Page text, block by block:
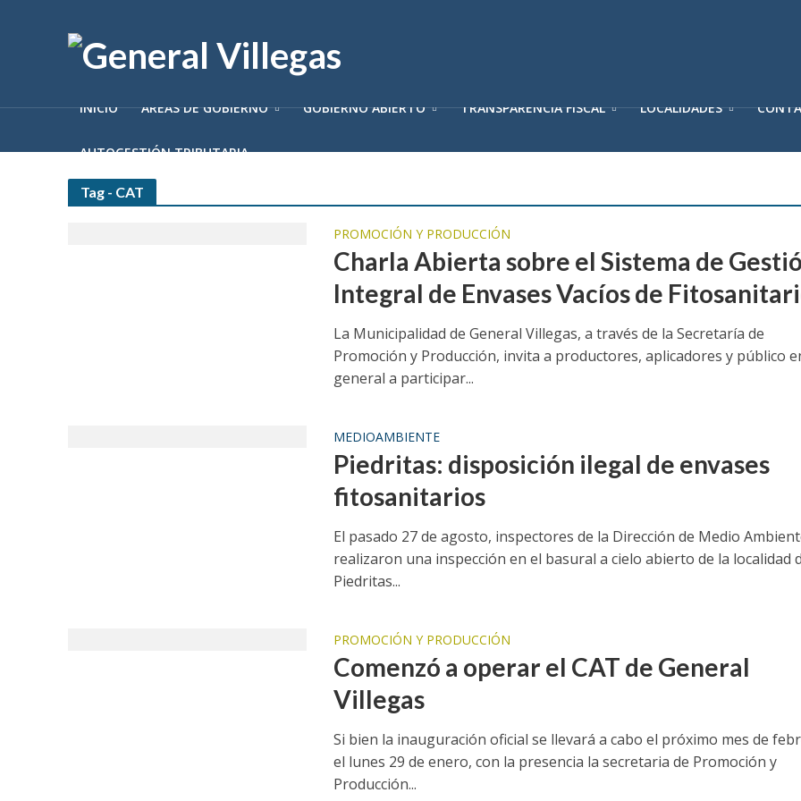
INICIO ÁREAS DE GOBIERNO GOBIERNO ABIERTO TRANSPARENCIA FISCAL LOCALIDADES
AUTOGESTIÓN TRIBUTARIA
Tag - CAT
PROMOCIÓN Y PRODUCCIÓN
Charla Abierta sobre el Sistema de
Integral de Envases Vacíos de
La Municipalidad de General Villegas, a través de la Secretaría de
Promoción y Producción, invita a productores, aplicadores y público
general a participar...
MEDIOAMBIENTE
Piedritas: disposición ilegal de envases
fitosanitarios
El pasado 27 de agosto, inspectores de la Dirección de Medio
realizaron una inspección en el basural a cielo abierto de la localidad
Piedritas...
PROMOCIÓN Y PRODUCCIÓN
Comenzó a operar el CAT de General
Villegas
Si bien la inauguración oficial se llevará a cabo el próximo mes de
el lunes 29 de enero, con la presencia la secretaria de Promoción y
Producción...